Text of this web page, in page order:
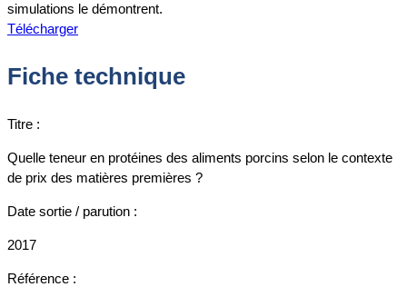
simulations le démontrent.
Télécharger
Fiche technique
Titre :
Quelle teneur en protéines des aliments porcins selon le contexte
de prix des matières premières ?
Date sortie / parution :
2017
Référence :